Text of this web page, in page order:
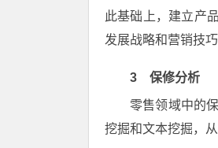
此基础上，建立产
发展战略和营销技
3 保修分析
零售领域中的
挖掘和文本挖掘，